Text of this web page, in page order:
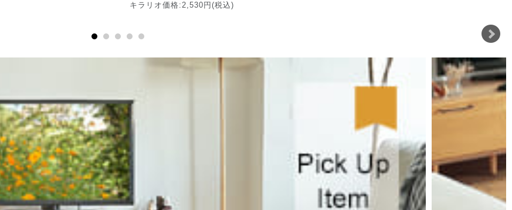
キラリオ価格:2,530円(税込)